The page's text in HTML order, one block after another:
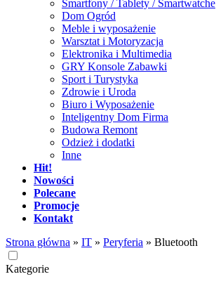
Smartfony / Tablety / Smartwatche
Dom Ogród
Meble i wyposażenie
Warsztat i Motoryzacja
Elektronika i Multimedia
GRY Konsole Zabawki
Sport i Turystyka
Zdrowie i Uroda
Biuro i Wyposażenie
Inteligentny Dom Firma
Budowa Remont
Odzież i dodatki
Inne
Hit!
Nowości
Polecane
Promocje
Kontakt
Strona główna » IT » Peryferia » Bluetooth
Kategorie